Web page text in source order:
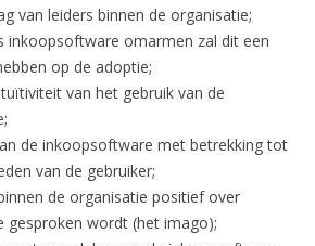
van leiders binnen de organisatie;
inkoopsoftware omarmen zal dit een
op de adoptie;
van het gebruik van de
de inkoopsoftware met betrekking tot
van de gebruiker;
de organisatie positief over
gesproken wordt (het imago);